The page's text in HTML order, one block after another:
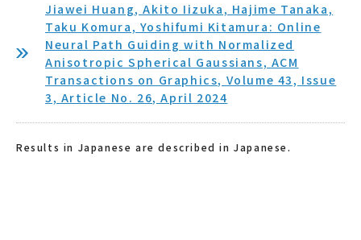
Jiawei Huang, Akito Iizuka, Hajime Tanaka,
Taku Komura, Yoshifumi Kitamura: Online
Neural Path Guiding with Normalized
Anisotropic Spherical Gaussians, ACM
Transactions on Graphics, Volume 43, Issue
3, Article No. 26, April 2024
Results in Japanese are described in Japanese.